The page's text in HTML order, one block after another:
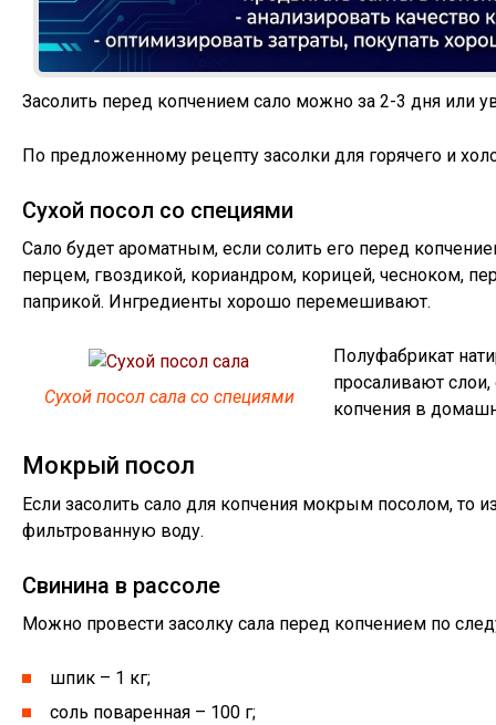
Засолить перед копчением сало можно за 2-3 дня или
По предложенному рецепту засолки для горячего и
Сухой посол со специями
Сало будет ароматным, если солить его перед
перцем, гвоздикой, кориандром, корицей, чесноком,
паприкой. Ингредиенты хорошо перемешивают.
Сухой посол сала со специями
Полуфабрикат
просаливают слои,
копчения в
Мокрый посол
Если засолить сало для копчения мокрым посолом, то
фильтрованную воду.
Свинина в рассоле
Можно провести засолку сала перед копчением по
шпик – 1 кг;
соль поваренная – 100 г;